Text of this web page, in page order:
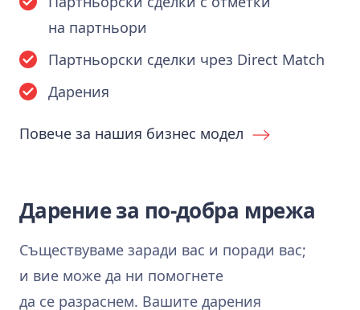
на партньори
Партньорски сделки чрез Direct Match
Дарения
Повече за нашия бизнес модел
Дарение за по‑добра мрежа
Съществуваме заради вас и поради вас;
и вие може да ни помогнете
да се разраснем. Вашите дарения